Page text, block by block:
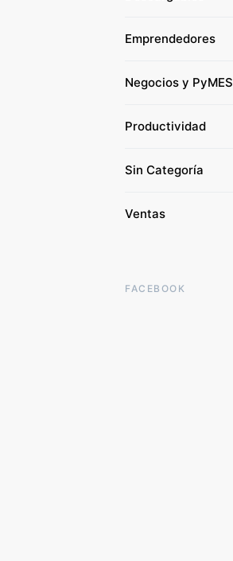
Emprendedores
Negocios y PyMES
Productividad
Sin Categoría
Ventas
FACEBOOK